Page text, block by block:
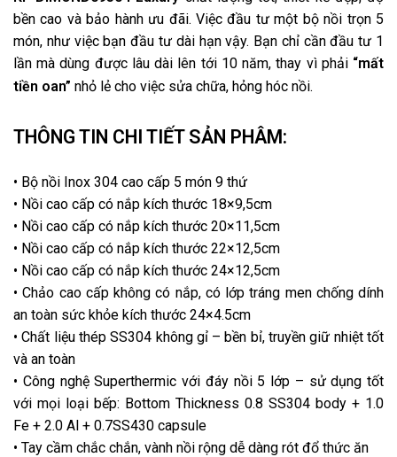
bền cao và bảo hành ưu đãi. Việc đầu tư một bộ nồi trọn 5
món, như việc bạn đầu tư dài hạn vậy. Bạn chỉ cần đầu tư 1
lần mà dùng được lâu dài lên tới 10 năm, thay vì phải “mất
tiền oan” nhỏ lẻ cho việc sửa chữa, hỏng hóc nồi.
THÔNG TIN CHI TIẾT SẢN PHÂM:
• Bộ nồi Inox 304 cao cấp 5 món 9 thứ
• Nồi cao cấp có nắp kích thước 18×9,5cm
• Nồi cao cấp có nắp kích thước 20×11,5cm
• Nồi cao cấp có nắp kích thước 22×12,5cm
• Nồi cao cấp có nắp kích thước 24×12,5cm
• Chảo cao cấp không có nắp, có lớp tráng men chống dính
an toàn sức khỏe kích thước 24×4.5cm
• Chất liệu thép SS304 không gỉ – bền bỉ, truyền giữ nhiệt tốt
và an toàn
• Công nghệ Superthermic với đáy nồi 5 lớp – sử dụng tốt
với mọi loại bếp: Bottom Thickness 0.8 SS304 body + 1.0
Fe + 2.0 Al + 0.7SS430 capsule
• Tay cầm chắc chắn, vành nồi rộng dễ dàng rót đổ thức ăn